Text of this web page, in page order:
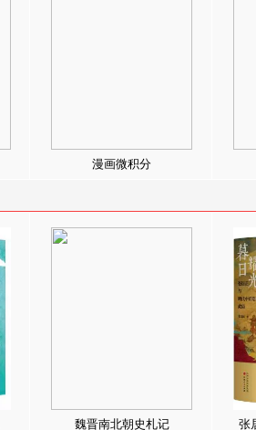
漫画微积分
魏晋南北朝史札记 张